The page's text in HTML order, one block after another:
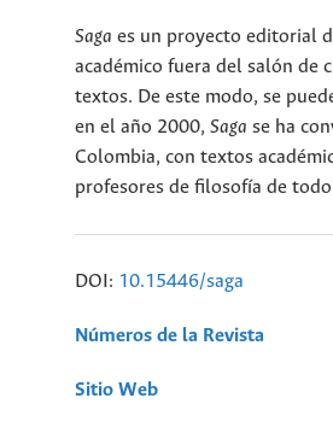
Saga es un proyecto editorial
académico fuera del salón de
textos. De este modo, se
en el año 2000, Saga se ha
Colombia, con textos
profesores de filosofía de
DOI: 10.15446/saga
Números de la Revista
Sitio Web